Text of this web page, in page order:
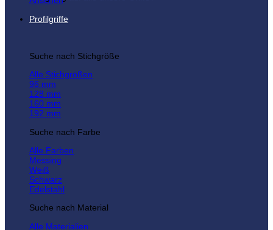
Profilgriffe
Suche nach Stichgröße
Alle Stichgrößen
96 mm
128 mm
160 mm
192 mm
Suche nach Farbe
Alle Farben
Messing
Weiß
Schwarz
Edelstahl
Suche nach Material
Alle Materialien